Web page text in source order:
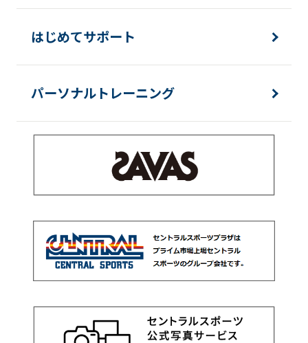
はじめてサポート
パーソナルトレーニング